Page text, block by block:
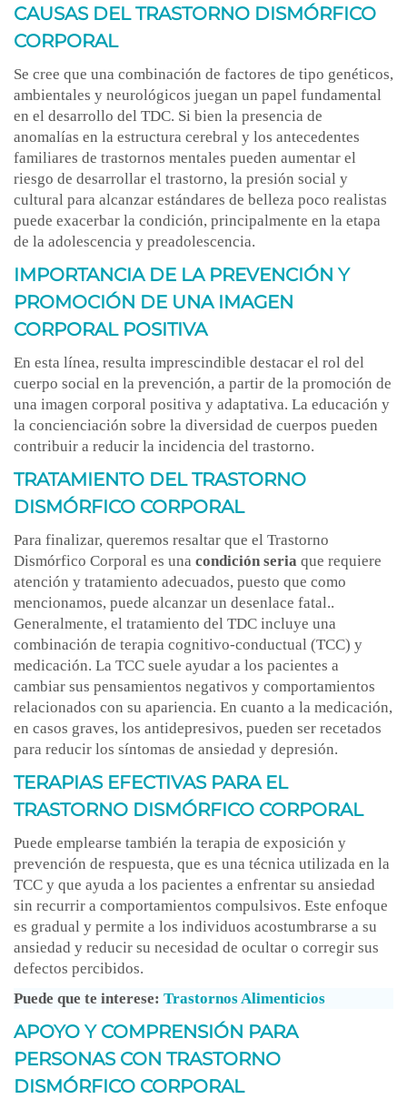
CAUSAS DEL TRASTORNO DISMÓRFICO
CORPORAL
Se cree que una combinación de factores de tipo genéticos,
ambientales y neurológicos juegan un papel fundamental
en el desarrollo del TDC. Si bien la presencia de
anomalías en la estructura cerebral y los antecedentes
familiares de trastornos mentales pueden aumentar el
riesgo de desarrollar el trastorno, la presión social y
cultural para alcanzar estándares de belleza poco realistas
puede exacerbar la condición, principalmente en la etapa
de la adolescencia y preadolescencia.
IMPORTANCIA DE LA PREVENCIÓN Y
PROMOCIÓN DE UNA IMAGEN
CORPORAL POSITIVA
En esta línea, resulta imprescindible destacar el rol del
cuerpo social en la prevención, a partir de la promoción de
una imagen corporal positiva y adaptativa. La educación y
la concienciación sobre la diversidad de cuerpos pueden
contribuir a reducir la incidencia del trastorno.
TRATAMIENTO DEL TRASTORNO
DISMÓRFICO CORPORAL
Para finalizar, queremos resaltar que el Trastorno
Dismórfico Corporal es una condición seria que requiere
atención y tratamiento adecuados, puesto que como
mencionamos, puede alcanzar un desenlace fatal..
Generalmente, el tratamiento del TDC incluye una
combinación de terapia cognitivo-conductual (TCC) y
medicación. La TCC suele ayudar a los pacientes a
cambiar sus pensamientos negativos y comportamientos
relacionados con su apariencia. En cuanto a la medicación,
en casos graves, los antidepresivos, pueden ser recetados
para reducir los síntomas de ansiedad y depresión.
TERAPIAS EFECTIVAS PARA EL
TRASTORNO DISMÓRFICO CORPORAL
Puede emplearse también la terapia de exposición y
prevención de respuesta, que es una técnica utilizada en la
TCC y que ayuda a los pacientes a enfrentar su ansiedad
sin recurrir a comportamientos compulsivos. Este enfoque
es gradual y permite a los individuos acostumbrarse a su
ansiedad y reducir su necesidad de ocultar o corregir sus
defectos percibidos.
Puede que te interese: Trastornos Alimenticios
APOYO Y COMPRENSIÓN PARA
PERSONAS CON TRASTORNO
DISMÓRFICO CORPORAL